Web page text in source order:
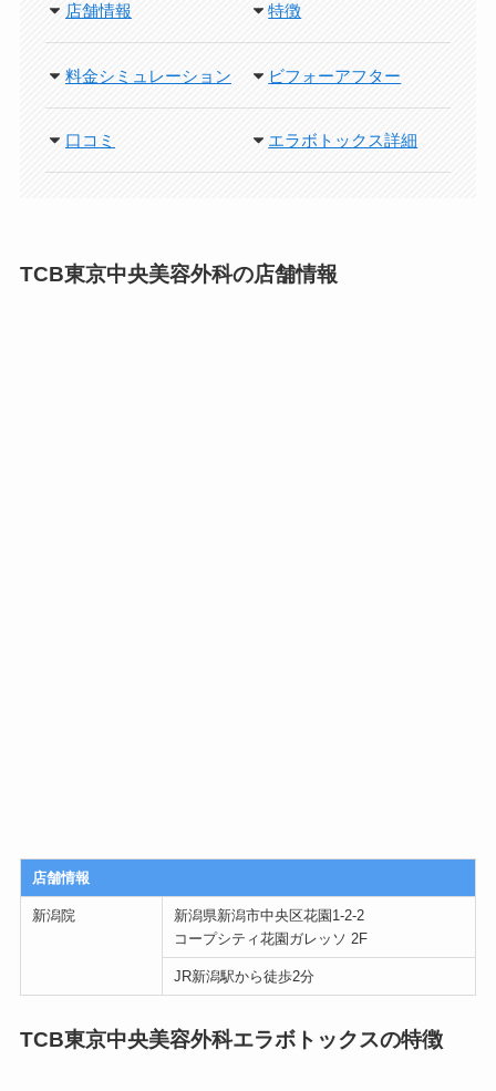
店舗情報 特徴
料金シミュレーション ビフォーアフター
口コミ エラボトックス詳細
TCB東京中央美容外科の店舗情報
店舗情報
新潟院
新潟県新潟市中央区花園1-2-2
コープシティ花園ガレッソ 2F
JR新潟駅から徒歩2分
TCB東京中央美容外科エラボトックスの特徴